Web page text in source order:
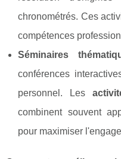
chronométrés. Ces
compétences
Séminaires
conférences
personnel. Les
combinent souvent
pour maximiser